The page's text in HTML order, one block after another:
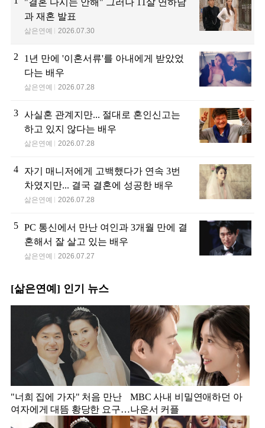
"결혼 다시는 안해" 그러나 11살 연하남
과 재혼 발표
삶은연예 2026.07.30
2
1년 만에 '이혼서류'를 아내에게 받았었
다는 배우
삶은연예 2026.07.28
3 사실혼 관계지만... 절대로 혼인신고는
하고 있지 않다는 배우
삶은연예 2026.07.28
4
자기 매니저에게 고백했다가 연속 3번
차였지만... 결국 결혼에 성공한 배우
삶은연예 2026.07.28
5 PC 통신에서 만난 여인과 3개월 만에 결
혼해서 잘 살고 있는 배우
삶은연예 2026.07.27
[삶은연예] 인기 뉴스
"너희 집에 가자" 처음 만난
여자에게 대뜸 황당한 요구
했다는 MBC 아나운서
MBC 사내 비밀연애하던 아
나운서 커플